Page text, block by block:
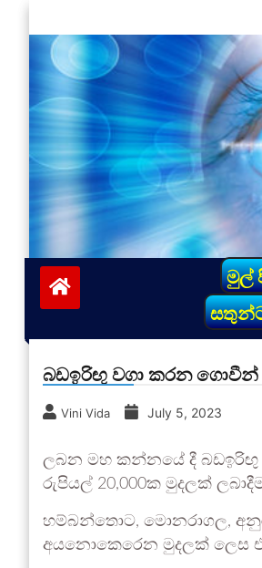
to
content
vinivida.lk
මුල්
බඩඉරිඟු වගා කරන ගොවීන්
Vini Vida July 5, 2023
ලබන මහ කන්නයේ දී
රුපියල් 20,000ක මුදලක්
හම්බන්තොට, මොනරාගල,
අයනොකෙරෙන මුදලක් ලෙස